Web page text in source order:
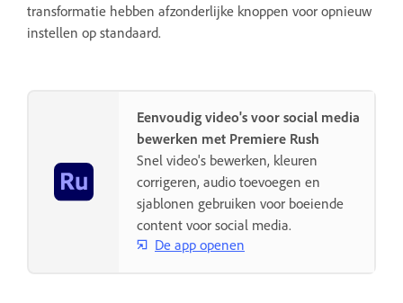
transformatie hebben afzonderlijke knoppen voor opnieuw
instellen op standaard.
Eenvoudig video's voor social media
bewerken met Premiere Rush
Snel video's bewerken, kleuren
corrigeren, audio toevoegen en
sjablonen gebruiken voor boeiende
content voor social media.
De app openen